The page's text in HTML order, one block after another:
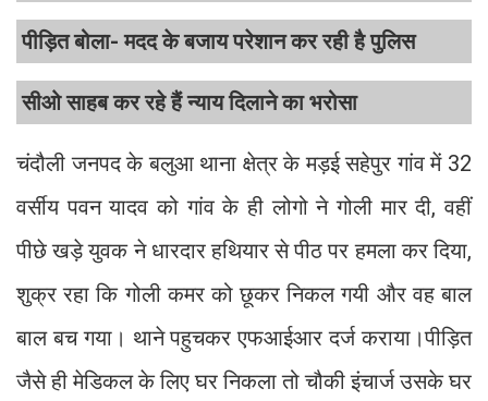
पीड़ित बोला- मदद के बजाय परेशान कर रही है पुलिस
सीओ साहब कर रहे हैं न्याय दिलाने का भरोसा
चंदौली जनपद के बलुआ थाना क्षेत्र के मड़ई सहेपुर गांव में 32
वर्सीय पवन यादव को गांव के ही लोगो ने गोली मार दी, वहीं
पीछे खड़े युवक ने धारदार हथियार से पीठ पर हमला कर दिया,
शुक्र रहा कि गोली कमर को छूकर निकल गयी और वह बाल
बाल बच गया। थाने पहुचकर एफआईआर दर्ज कराया।पीड़ित
जैसे ही मेडिकल के लिए घर निकला तो चौकी इंचार्ज उसके घर